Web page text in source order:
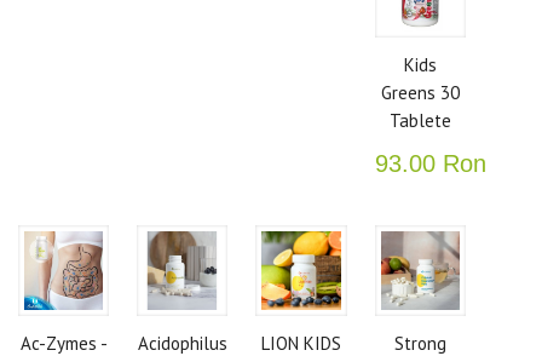
Kids
Greens 30
Tablete
93.00 Ron
Ac-Zymes -
Acidophilus
LION KIDS
Strong